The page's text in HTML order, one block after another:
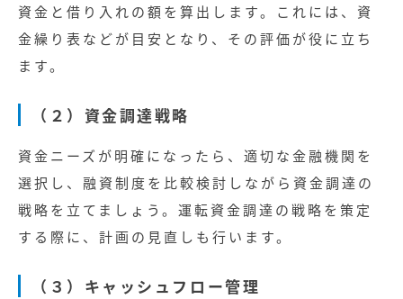
資金と借り入れの額を算出します。これには、資
金繰り表などが目安となり、その評価が役に立ち
ます。
（２）資金調達戦略
資金ニーズが明確になったら、適切な金融機関を
選択し、融資制度を比較検討しながら資金調達の
戦略を立てましょう。運転資金調達の戦略を策定
する際に、計画の見直しも行います。
（３）キャッシュフロー管理